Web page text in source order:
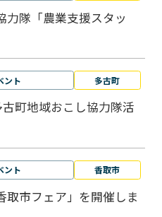
力隊「農業支援スタッ
ント 多古町
古町地域おこし協力隊活
ント 香取市
取市フェア」を開催しま